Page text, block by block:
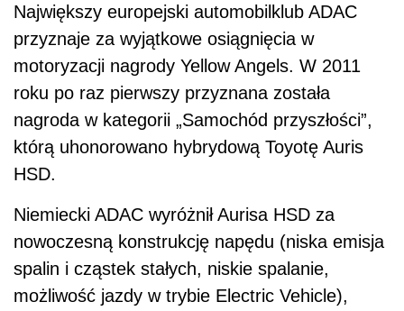
Największy europejski automobilklub ADAC
przyznaje za wyjątkowe osiągnięcia w
motoryzacji nagrody Yellow Angels. W 2011
roku po raz pierwszy przyznana została
nagroda w kategorii „Samochód przyszłości”,
którą uhonorowano hybrydową Toyotę Auris
HSD.
Niemiecki ADAC wyróżnił Aurisa HSD za
nowoczesną konstrukcję napędu (niska emisja
spalin i cząstek stałych, niskie spalanie,
możliwość jazdy w trybie Electric Vehicle),